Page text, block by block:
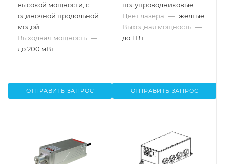
высокой мощности, с
одиночной продольной
модой
Выходная мощность —
до 200 мВт
ОТПРАВИТЬ ЗАПРОС
полупроводниковые
Цвет лазера — желтые
Выходная мощность —
до 1 Вт
ОТПРАВИТЬ ЗАПРОС